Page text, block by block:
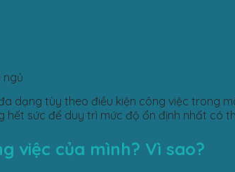
ngủ
dạng tùy theo điều kiện công việc trong
hết sức để duy trì mức độ ổn định nhất có
việc của mình? Vì sao?